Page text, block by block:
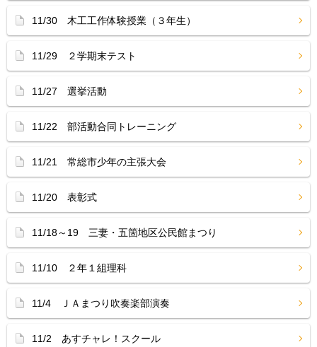
11/30 木工工作体験授業（３年生）
11/29 ２学期末テスト
11/27 選挙活動
11/22 部活動合同トレーニング
11/21 常総市少年の主張大会
11/20 表彰式
11/18～19 三妻・五箇地区公民館まつり
11/10 ２年１組理科
11/4 ＪＡまつり吹奏楽部演奏
11/2 あすチャレ！スクール